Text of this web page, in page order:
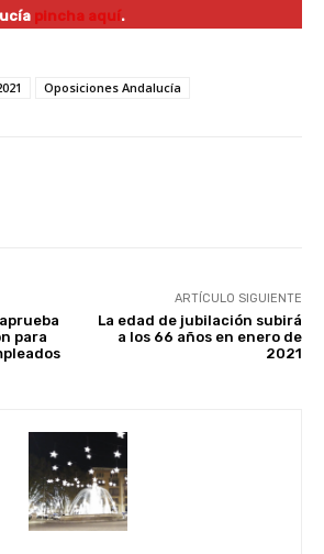
pincha aquí.
Oposiciones Andalucía
para
ARTÍCULO SIGUIENTE
La edad de jubilación subirá
a los 66 años en enero de
2021